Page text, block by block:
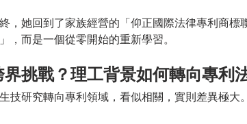
，她回到了家族經營的「仰正國際法律專利商
，而是一個從零開始的重新學習。
界挑戰？理工背景如何轉向專利
技研究轉向專利領域，看似相關，實則差異極大。